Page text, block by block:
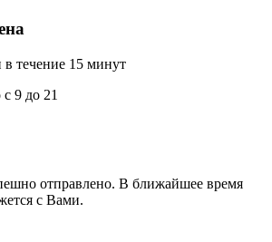
течение 15 минут
9 до 21
отправлено. В ближайшее время
с Вами.